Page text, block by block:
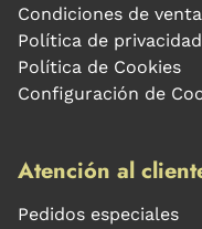
Condiciones de venta
Política de privacidad
Política de Cookies
Configuración de
Atención al
Pedidos especiales